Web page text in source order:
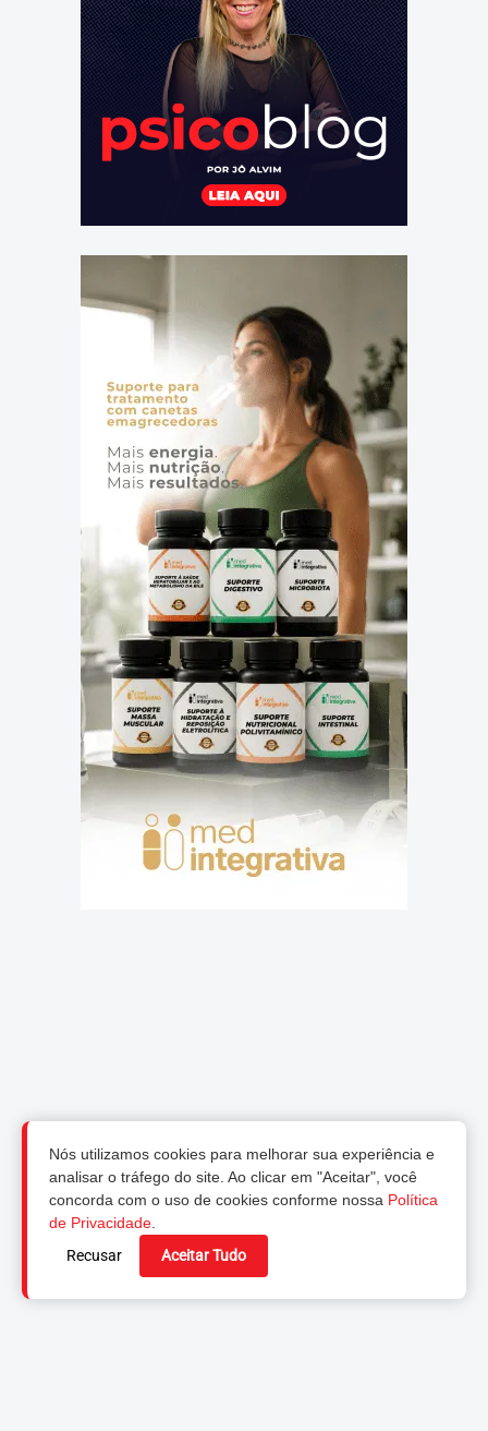
Nós utilizamos cookies para melhorar sua experiência e
analisar o tráfego do site. Ao clicar em "Aceitar", você
concorda com o uso de cookies conforme nossa Política
de Privacidade
Recusar
Aceitar Tudo